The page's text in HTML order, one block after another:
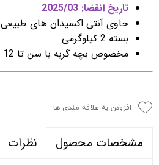
تاریخ انقضا: 2025/03
حاوی آنتی اکسیدان های طبیعی
بسته 2 کیلوگرمی
مخصوص بچه گربه با سن تا 12 ماه
افزودن به علاقه مندی ها
مشخصات محصول نظرات